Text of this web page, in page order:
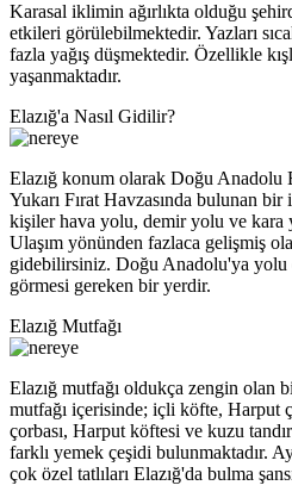
Karasal iklimin ağırlıkta olduğu
etkileri görülebilmektedir. Yazları
fazla yağış düşmektedir. Özellikle
yaşanmaktadır.
Elazığ'a Nasıl Gidilir?
Elazığ konum olarak Doğu
Yukarı Fırat Havzasında bulunan
kişiler hava yolu, demir yolu ve kara
Ulaşım yönünden fazlaca gelişmiş
gidebilirsiniz. Doğu Anadolu'ya yolu
görmesi gereken bir yerdir.
Elazığ Mutfağı
Elazığ mutfağı oldukça zengin olan
mutfağı içerisinde; içli köfte, Harput
çorbası, Harput köftesi ve kuzu
farklı yemek çeşidi bulunmaktadır.
çok özel tatlıları Elazığ'da bulma